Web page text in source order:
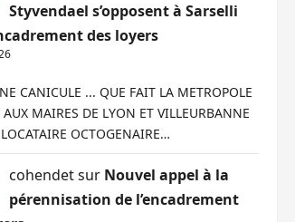
Styvendael s’opposent à Sarselli
des loyers
CANICULE ... QUE FAIT LA METROPOLE
MAIRES DE LYON ET VILLEURBANNE
OCTOGENAIRE…
cohendetsur Nouvel appel à la
pérennisation de l’encadrement